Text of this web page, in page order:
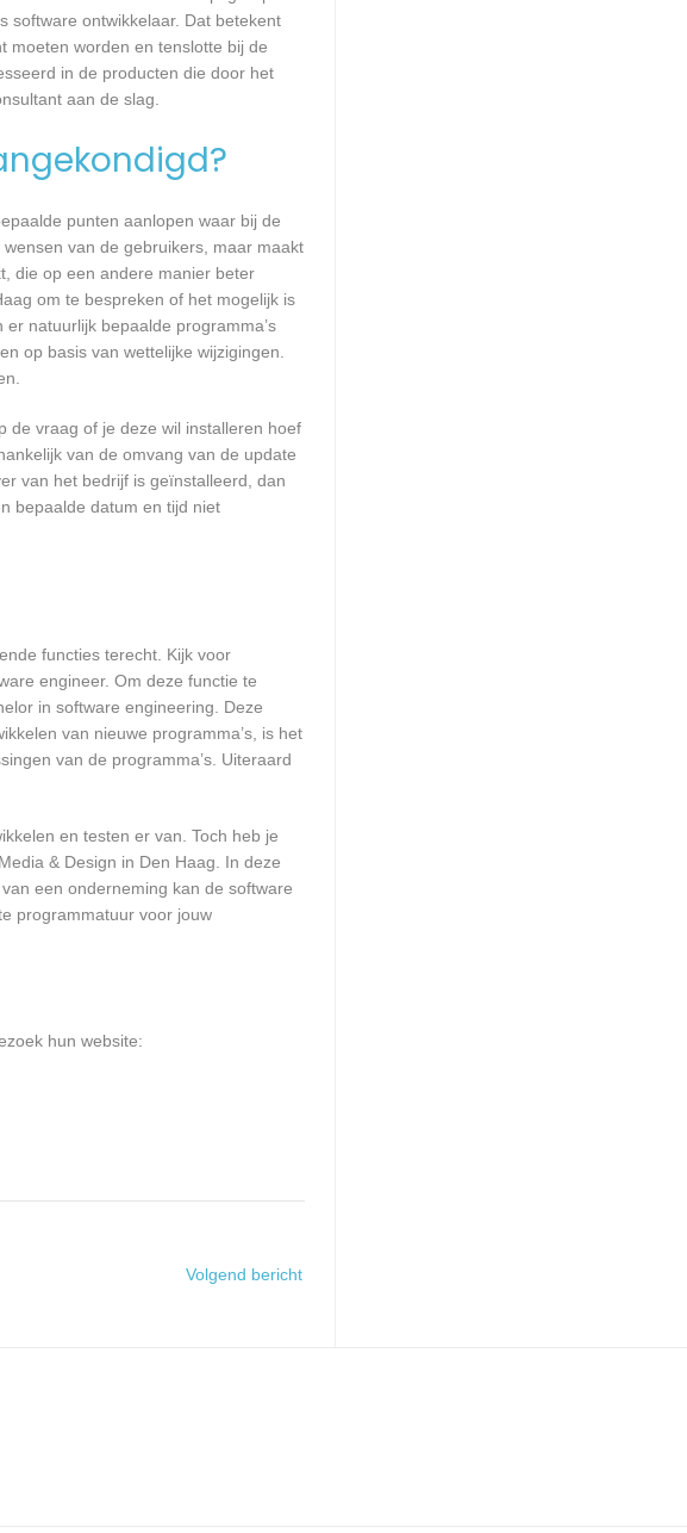
software ontwikkelaar. Dat betekent
moeten worden en tenslotte bij de
in de producten die door het
aan de slag.
punten aanlopen waar bij de
van de gebruikers, maar maakt
die op een andere manier beter
om te bespreken of het mogelijk is
natuurlijk bepaalde programma’s
op basis van wettelijke wijzigingen.
de vraag of je deze wil installeren hoef
van de omvang van de update
van het bedrijf is geïnstalleerd, dan
bepaalde datum en tijd niet
functies terecht. Kijk voor
engineer. Om deze functie te
in software engineering. Deze
van nieuwe programma’s, is het
van de programma’s. Uiteraard
en testen er van. Toch heb je
& Design in Den Haag. In deze
een onderneming kan de software
programmatuur voor jouw
hun website:
Volgend bericht